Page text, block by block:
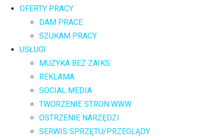
OFERTY PRACY
DAM PRACE
SZUKAM PRACY
USŁUGI
MUZYKA BEZ ZAIKS
REKLAMA
SOCIAL MEDIA
TWORZENIE STRON WWW
OSTRZENIE NARZĘDZI
SERWIS SPRZĘTU/PRZEGLĄDY